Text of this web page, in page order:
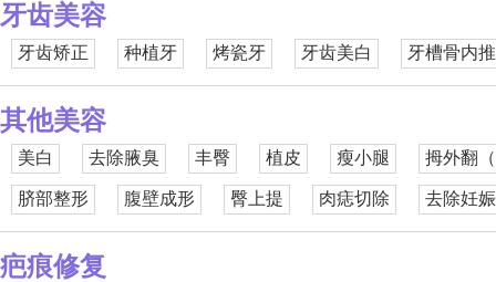
牙齿美容
牙齿矫正 种植牙 烤瓷牙 牙齿美白 牙槽骨内推
其他美容
美白 去除腋臭 丰臀 植皮 瘦小腿 拇外翻
脐部整形 腹壁成形 臀上提 肉痣切除 去除妊
疤痕修复